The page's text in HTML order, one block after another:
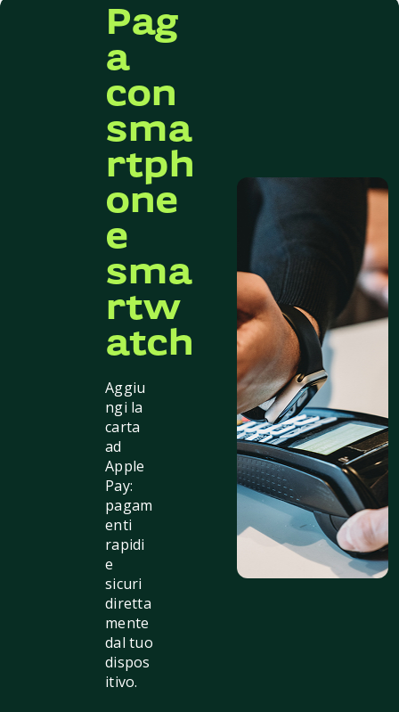
Pag
a
con
sma
rtph
one
e
sma
rtw
atch
Aggiu
ngi la
carta
ad
Apple
Pay:
pagam
enti
rapidi
e
sicuri
diretta
mente
dal tuo
dispos
itivo.